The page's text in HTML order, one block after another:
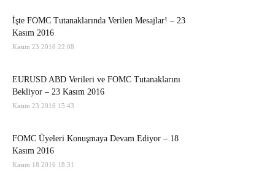
İşte FOMC Tutanaklarında Verilen Mesajlar! – 23
Kasım 2016
Kasım 23 2016 22:08
EURUSD ABD Verileri ve FOMC Tutanaklarını
Bekliyor – 23 Kasım 2016
Kasım 23 2016 15:43
FOMC Üyeleri Konuşmaya Devam Ediyor – 18
Kasım 2016
Kasım 18 2016 18:31